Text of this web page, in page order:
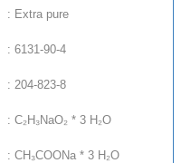
: Extra pure
: 6131-90-4
: 204-823-8
: C₂H₃NaO₂ * 3 H₂O
: CH₃COONa * 3 H₂O